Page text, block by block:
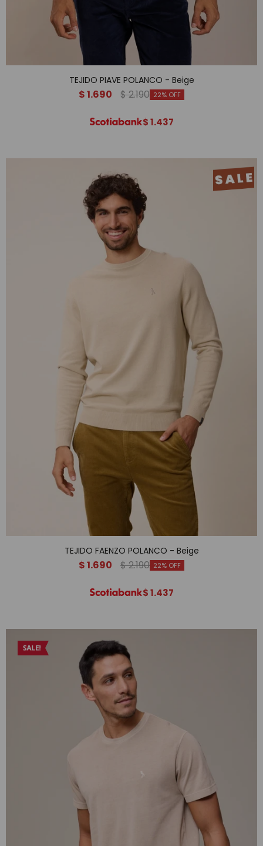
TEJIDO PIAVE POLANCO - Beige
$1.690 $2.190 22
$1.437
TEJIDO FAENZO POLANCO - Beige
$1.690 $2.190 22
$1.437